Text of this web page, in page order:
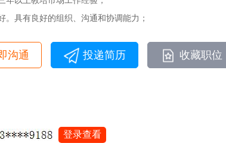
具有良好的组织、沟通和协调能力；
沟通 投递简历 收藏职位
登录查看